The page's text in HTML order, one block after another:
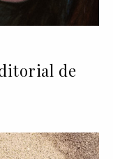
de